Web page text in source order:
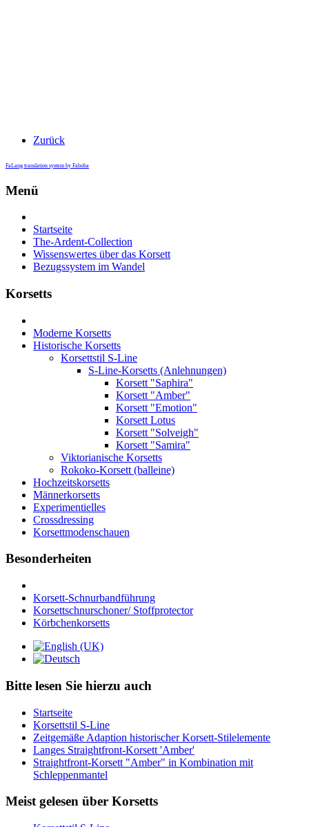
Zurück
FaLang translation system by Faboba
Menü
Startseite
The-Ardent-Collection
Wissenswertes über das Korsett
Bezugssystem im Wandel
Korsetts
Moderne Korsetts
Historische Korsetts
Korsettstil S-Line
S-Line-Korsetts (Anlehnungen)
Korsett "Saphira"
Korsett "Amber"
Korsett "Emotion"
Korsett Lotus
Korsett "Solveigh"
Korsett "Samira"
Viktorianische Korsetts
Rokoko-Korsett (balleine)
Hochzeitskorsetts
Männerkorsetts
Experimentielles
Crossdressing
Korsettmodenschauen
Besonderheiten
Korsett-Schnurbandführung
Korsettschnurschoner/ Stoffprotector
Körbchenkorsetts
Bitte lesen Sie hierzu auch
Startseite
Korsettstil S-Line
Zeitgemäße Adaption historischer Korsett-Stilelemente
Langes Straightfront-Korsett 'Amber'
Straightfront-Korsett "Amber" in Kombination mit
Schleppenmantel
Meist gelesen über Korsetts